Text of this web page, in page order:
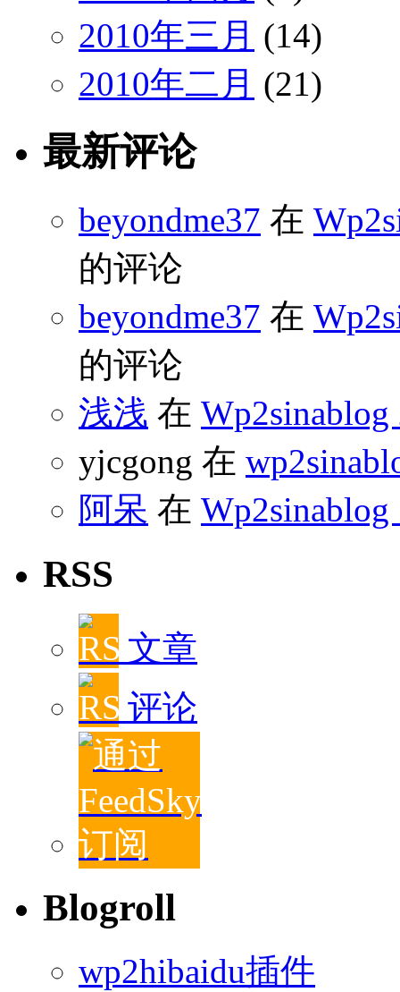
2010年三月 (14)
2010年二月 (21)
最新评论
beyondme37 在
的评论
beyondme37 在
的评论
浅浅 在
yjcgong 在
阿呆 在
RSS
文章
评论
Blogroll
wp2hibaidu插件